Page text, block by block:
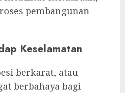
pembangunan
Keselamatan
berkarat, atau
berbahaya bagi